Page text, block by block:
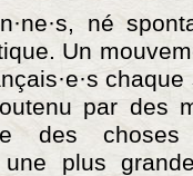
né
Un
par des
des choses
plus